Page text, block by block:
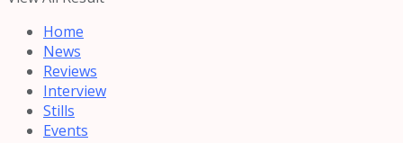
Home
News
Reviews
Interview
Stills
Events